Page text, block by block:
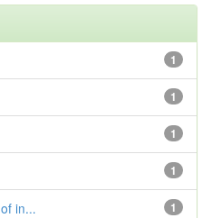
1
1
1
1
1
in...